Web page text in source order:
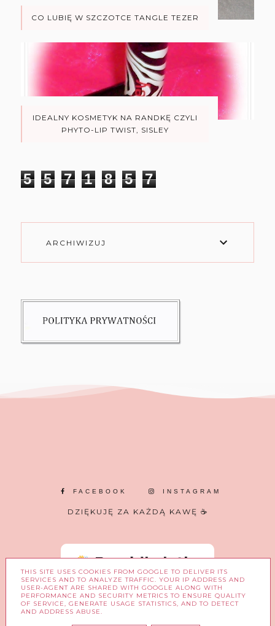
CO LUBIĘ W SZCZOTCE TANGLE TEZER
IDEALNY KOSMETYK NA RANDKĘ CZYLI
PHYTO-LIP TWIST, SISLEY
5 5 7 1 8 5 7
ARCHIWIZUJ
FACEBOOK INSTAGRAM
DZIĘKUJĘ ZA KAŻDĄ KAWĘ ☕
THIS SITE USES COOKIES FROM GOOGLE TO DELIVER ITS
SERVICES AND TO ANALYZE TRAFFIC. YOUR IP ADDRESS AND
USER-AGENT ARE SHARED WITH GOOGLE ALONG WITH
PERFORMANCE AND SECURITY METRICS TO ENSURE QUALITY
OF SERVICE, GENERATE USAGE STATISTICS, AND TO DETECT
AND ADDRESS ABUSE.